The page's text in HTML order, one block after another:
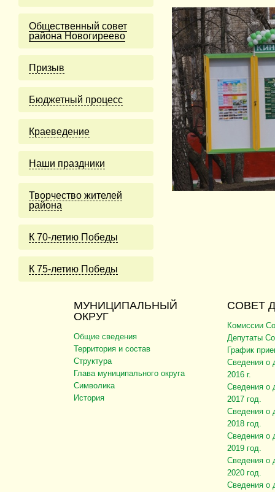
Общественный совет
района Новогиреево
Призыв
Бюджетный процесс
Краеведение
Наши праздники
Творчество жителей
района
К 70-летию Победы
К 75-летию Победы
МУНИЦИПАЛЬНЫЙ
ОКРУГ
Общие сведения
Территория и состав
Структура
Глава муниципального округа
Символика
История
СОВЕТ
Комиссии
Депутаты
График
Сведения о
2016 г.
Сведения о
2017 год.
Сведения о
2018 год.
Сведения о
2019 год.
Сведения о
2020 год.
Сведения о